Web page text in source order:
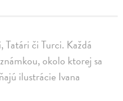
Tatári či Turci. Každá
okolo ktorej sa
ilustrácie Ivana